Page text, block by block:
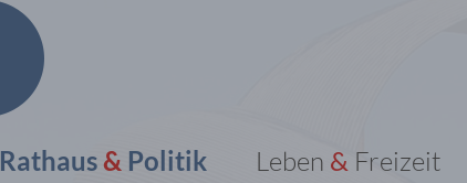
Rathaus& Politik Leben & Freizeit